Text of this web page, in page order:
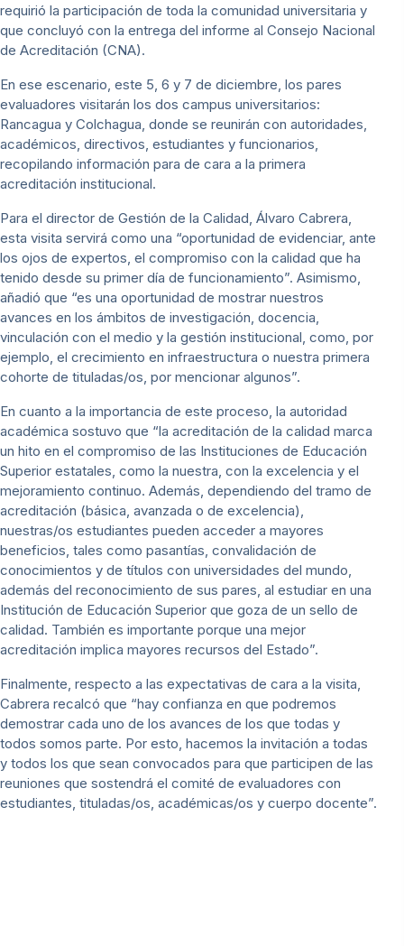
requirió la participación de toda la comunidad universitaria y
que concluyó con la entrega del informe al Consejo Nacional
de Acreditación (CNA).
En ese escenario, este 5, 6 y 7 de diciembre, los pares
evaluadores visitarán los dos campus universitarios:
Rancagua y Colchagua, donde se reunirán con autoridades,
académicos, directivos, estudiantes y funcionarios,
recopilando información para de cara a la primera
acreditación institucional.
Para el director de Gestión de la Calidad, Álvaro Cabrera,
esta visita servirá como una “oportunidad de evidenciar, ante
los ojos de expertos, el compromiso con la calidad que ha
tenido desde su primer día de funcionamiento”. Asimismo,
añadió que “es una oportunidad de mostrar nuestros
avances en los ámbitos de investigación, docencia,
vinculación con el medio y la gestión institucional, como, por
ejemplo, el crecimiento en infraestructura o nuestra primera
cohorte de tituladas/os, por mencionar algunos”.
En cuanto a la importancia de este proceso, la autoridad
académica sostuvo que “la acreditación de la calidad marca
un hito en el compromiso de las Instituciones de Educación
Superior estatales, como la nuestra, con la excelencia y el
mejoramiento continuo. Además, dependiendo del tramo de
acreditación (básica, avanzada o de excelencia),
nuestras/os estudiantes pueden acceder a mayores
beneficios, tales como pasantías, convalidación de
conocimientos y de títulos con universidades del mundo,
además del reconocimiento de sus pares, al estudiar en una
Institución de Educación Superior que goza de un sello de
calidad. También es importante porque una mejor
acreditación implica mayores recursos del Estado”.
Finalmente, respecto a las expectativas de cara a la visita,
Cabrera recalcó que “hay confianza en que podremos
demostrar cada uno de los avances de los que todas y
todos somos parte. Por esto, hacemos la invitación a todas
y todos los que sean convocados para que participen de las
reuniones que sostendrá el comité de evaluadores con
estudiantes, tituladas/os, académicas/os y cuerpo docente”.